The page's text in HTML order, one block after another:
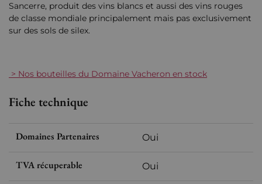
Sancerre, produit des vins blancs et aussi des vins rouges
de classe mondiale principalement mais pas exclusivement
sur des sols de silex.
> Nos bouteilles du Domaine Vacheron en stock
Fiche technique
Domaines Partenaires Oui
TVA récuperable Oui